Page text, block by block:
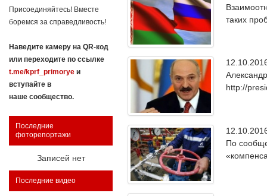
Присоединяйтесь! Вместе
боремся за справедливость!
Наведите камеру на QR-код
или переходите по ссылке
t.me/kprf_primorye и
вступайте в
наше сообщество.
Последние
фоторепортажи
Записей нет
Последние видео
таких
http://
По